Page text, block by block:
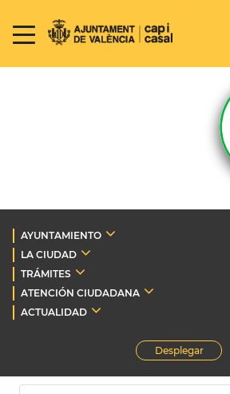
AYUNTAMIENTO
LA CIUDAD
TRÁMITES
ATENCIÓN CIUDADANA
ACTUALIDAD
Desplegar